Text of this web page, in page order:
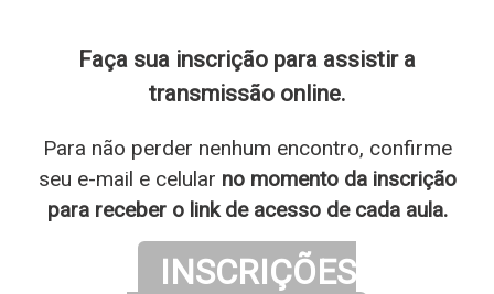
Faça sua inscrição para assistir a
transmissão online.
Para não perder nenhum encontro, confirme
seu e-mail e celular no momento da inscrição
para receber o link de acesso de cada aula.
INSCRIÇÕES